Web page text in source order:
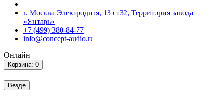
г. Москва Электродная, 13 ст32, Территория завода
«Янтарь»
+7 (499) 380-84-77
info@concept-audio.ru
Онлайн
Корзина: 0
Везде